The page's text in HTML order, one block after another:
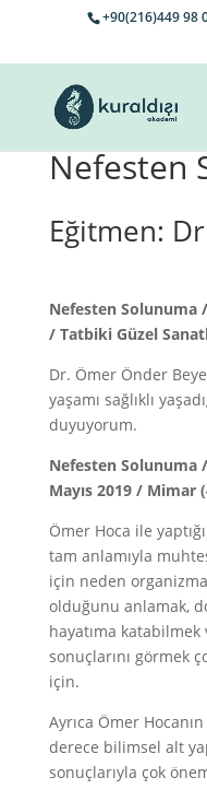
+90(216)449 98
Nefesten
Eğitmen:
Nefesten Solunuma
/ Tatbiki Güzel
Dr. Ömer Önder
yaşamı sağlıklı
duyuyorum.
Nefesten Solunuma
Mayıs 2019 / Mimar
Ömer Hoca ile
tam anlamıyla
için neden
olduğunu anlamak,
hayatıma
sonuçlarını görmek
için.
Ayrıca Ömer
derece bilimsel alt
sonuçlarıyla çok